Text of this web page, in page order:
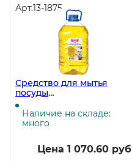
Арт.13-1875
Средство для мытья
посуды
концентрированное
Ника Супер, 5 кг
Наличие на складе:
много
Цена 1 070.60 руб